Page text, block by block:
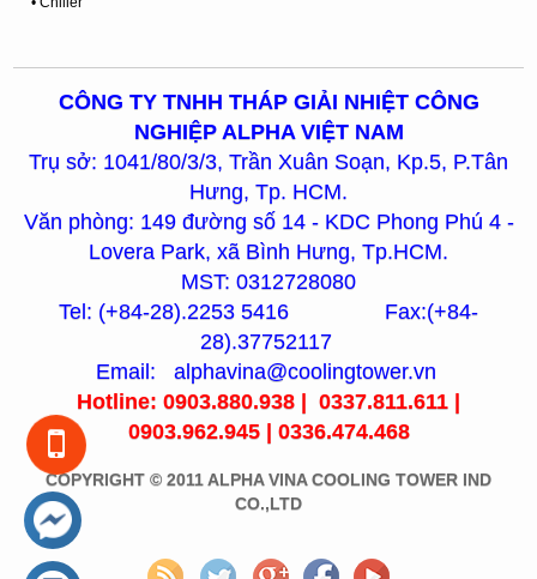
CÔNG TY TNHH THÁP GIẢI NHIỆT CÔNG
NGHIỆP ALPHA VIỆT NAM
Trụ sở: 1041/80/3/3, Trần Xuân Soạn, Kp.5, P.Tân
Hưng, Tp. HCM.
Văn phòng: 149 đường số 14 - KDC Phong Phú 4 -
Lovera Park, xã Bình Hưng, Tp.HCM.
MST: 0312728080
Tel: (+84-28).2253 5416 Fax:(+84-
28).37752117
Email: alphavina@coolingtower.vn
Hotline: 0903.880.938 | 0337.811.611 |
0903.962.945 | 0336.474.468
COPYRIGHT © 2011 ALPHA VINA COOLING TOWER IND
CO.,LTD